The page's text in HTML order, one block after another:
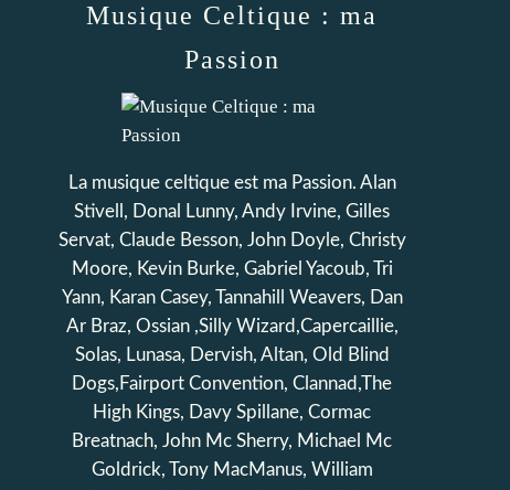
Musique Celtique : ma
Passion
La musique celtique est ma Passion. Alan
Stivell, Donal Lunny, Andy Irvine, Gilles
Servat, Claude Besson, John Doyle, Christy
Moore, Kevin Burke, Gabriel Yacoub, Tri
Yann, Karan Casey, Tannahill Weavers, Dan
Ar Braz, Ossian ,Silly Wizard,Capercaillie,
Solas, Lunasa, Dervish, Altan, Old Blind
Dogs,Fairport Convention, Clannad,The
High Kings, Davy Spillane, Cormac
Breatnach, John Mc Sherry, Michael Mc
Goldrick, Tony MacManus, William